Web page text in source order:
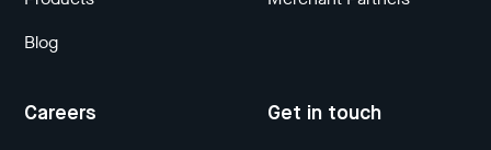
Blog
Careers Get in touch